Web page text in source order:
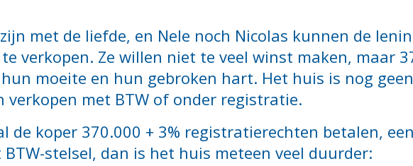
met de liefde, en Nele noch Nicolas kunnen de
verkopen. Ze willen niet te veel winst maken, maar
moeite en hun gebroken hart. Het huis is nog
verkopen met BTW of onder registratie.
de koper 370.000 + 3% registratierechten betalen,
stelsel, dan is het huis meteen veel duurder: